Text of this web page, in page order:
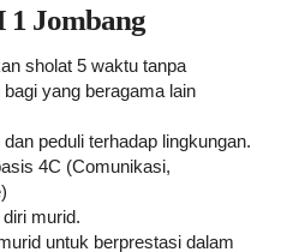
Jombang
sholat 5 waktu tanpa
yang beragama lain
peduli terhadap lingkungan.
4C (Comunikasi,
murid.
untuk berprestasi dalam